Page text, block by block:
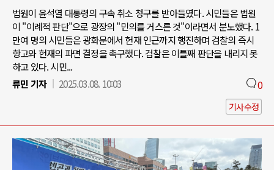
법원이 윤석열 대통령의 구속 취소 청구를 받아들였다. 시민들은 법원
이 "이례적 판단"으로 광장의 "민의를 거스른 것"이라면서 분노했다. 1
만여 명의 시민들은 광화문에서 헌재 인근까지 행진하며 검찰의 즉시
항고와 헌재의 파면 결정을 촉구했다. 검찰은 이틀째 판단을 내리지 못
하고 있다. 시민...
류민 기자
2025.03.08. 10:03 0
기사수정